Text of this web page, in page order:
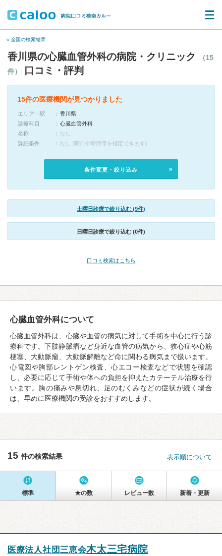
« 全国の検索結果
香川県の心臓血管外科の病院・クリニック
（15
件）
口コミ・評判
15件の医療機関が見つかりました
エリア・駅
香川県
診療科目
心臓血管外科
名称
なし
詳細条件
なし (曜日や時間帯を指定できます)
条件変更・絞り込み
土曜日診療で絞り込む (9件)
日曜日診療で絞り込む (0件)
口コミ検索はこちら
心臓血管外科について
心臓血管外科は、心臓や血管の病気に対して手術を中心に行う診
療科です。下肢静脈瘤など身近な血管の病気から、狭心症や心筋
梗塞、大動脈瘤、大動脈解離など命に関わる病気まで扱います。
心電図や胸部レントゲン検査、心エコー検査などで状態を確認
し、必要に応じて手術や体への負担を抑えたカテーテル治療を行
います。胸の痛みや息切れ、足のむくみなどの症状が続く場合
は、早めに医療機関の受診をおすすめします。
15 件の検索結果 表示順について
標準 ★の数 レビュー数 新着・更新
医療法人社団三恵会木太三宅病院